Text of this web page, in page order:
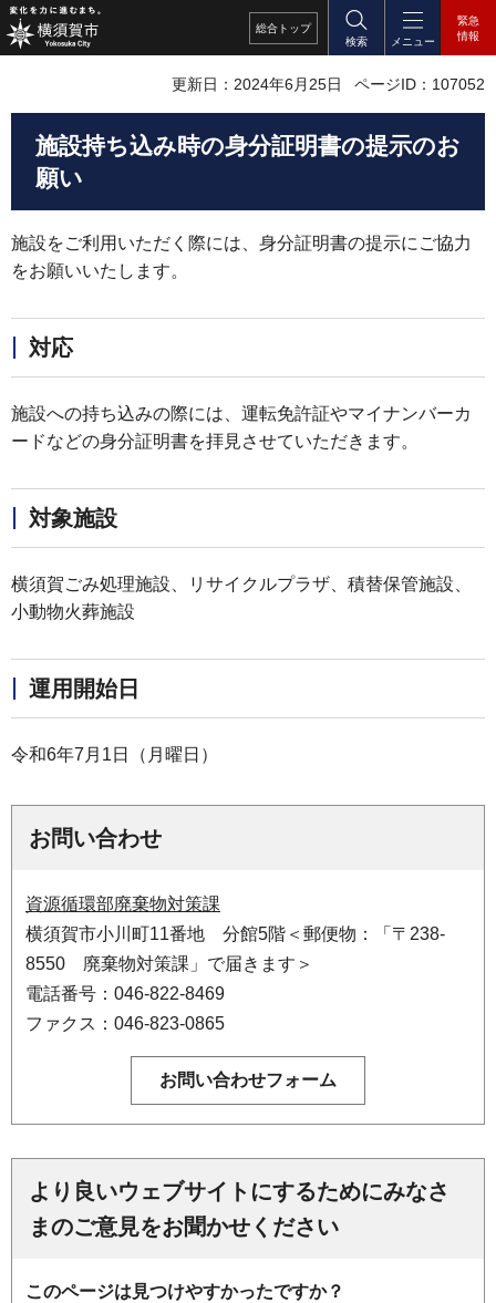
総合 トップ
検索
メニュー
緊急
情報
更新日：2024年6月25日 ページID：107052
施設持ち込み時の身分証明書の提示のお
願い
施設をご利用いただく際には、身分証明書の提示にご協力
をお願いいたします。
対応
施設への持ち込みの際には、運転免許証やマイナンバーカ
ードなどの身分証明書を拝見させていただきます。
対象施設
横須賀ごみ処理施設、リサイクルプラザ、積替保管施設、
小動物火葬施設
運用開始日
令和6年7月1日（月曜日）
お問い合わせ
資源循環部廃棄物対策課
横須賀市小川町11番地 分館5階＜郵便物：「〒238-
8550 廃棄物対策課」で届きます＞
電話番号：046-822-8469
ファクス：046-823-0865
より良いウェブサイトにするためにみなさ
まのご意見をお聞かせください
このページは見つけやすかったですか？